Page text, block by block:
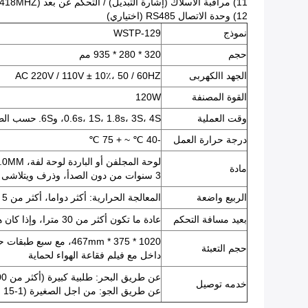
12) وحدة الاتصال RS485 (اختياري)
نموذج
WSTP-129
حجم
320 * 280 * 935 مم
الجهد االكهربى
AC 220V / 110V ± 10٪، 50 / 60HZ
القوة المصنفة
120W
وقت العملية
0.6s، 1S، 1.8s، 3S، 4S، و6S.
حسب
درجة حرارة العمل
-40 ℃ ~ + 75 ℃
مادة
لوحة المجلفن أو الباردة لوحة لفة، 2.0MM رقة سمك
3 سنوات من دون الصدأ، وذرف ويتلاشى
الربيع واضعة
المعالجة الحرارية: أكثر دواما، أكثر من 5 مليون مرة من خلال التجارب العملية
بعيد مسافة التحكم
عادة ما تكون أكثر من 30 مترا، وإذا كان هناك أقل العقبات، حتى 50 متر أو أكثر
حجم التعبئة
1020 * 375 * 467mm، مع سبع طبقات حالة الكرتون
داخل مع فيلم فقاعة الهواء لحماية
خدمه توصيل
عن طريق البحر: طلبية كبيرة (أكثر من 100 مجموعة)، رخيصة، اقترح
عن طريق الجو: من اجل الصغيرة (1-15 مجموعات)، سريعة ورخيصة، اقترح